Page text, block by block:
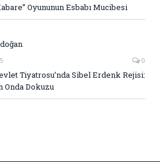
Oyununun Esbabı Mucibesi
0
Tiyatrosu’nda Sibel Erdenk Rejisi:
Onda Dokuzu